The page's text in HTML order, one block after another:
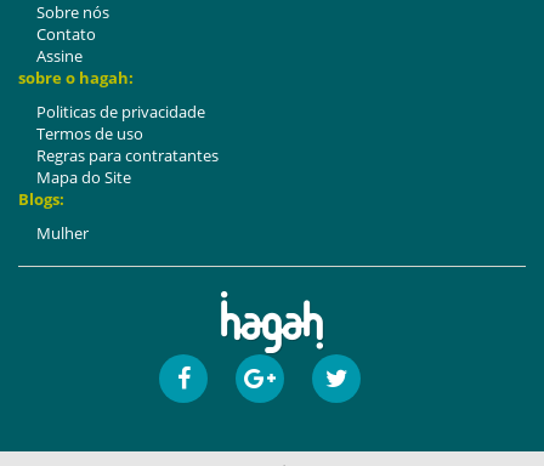
Sobre nós
Contato
Assine
sobre o hagah:
Politicas de privacidade
Termos de uso
Regras para contratantes
Mapa do Site
Blogs:
Mulher